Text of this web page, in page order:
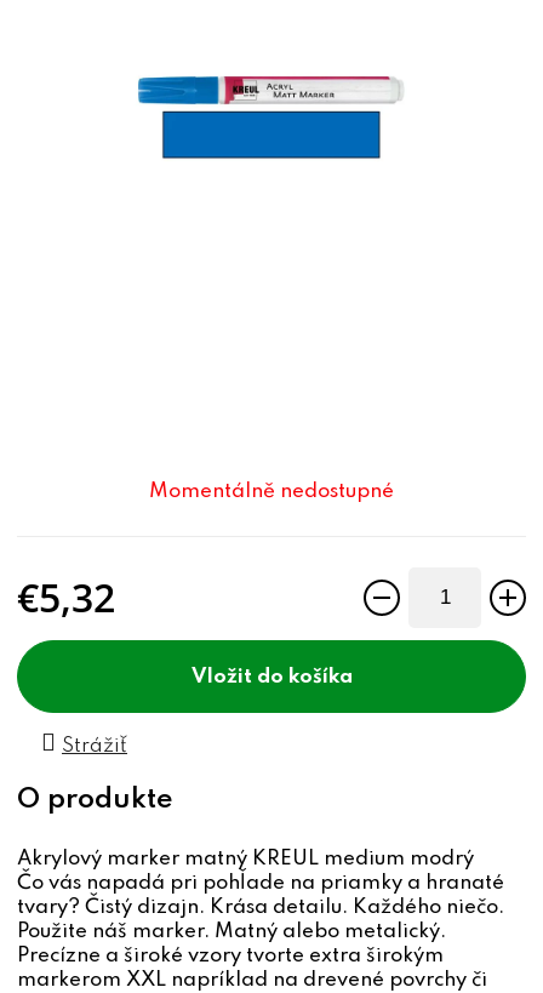
Momentálně nedostupné
€5,32
do košíka
Strážiť
Akrylový marker matný KREUL medium modrý
Čo vás napadá pri pohľade na priamky a hranaté
tvary? Čistý dizajn. Krása detailu. Každého niečo.
Použite náš marker. Matný alebo metalický.
Precízne a široké vzory tvorte extra širokým
markerom XXL napríklad na drevené povrchy či